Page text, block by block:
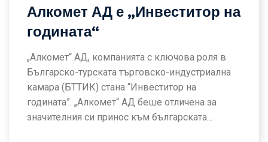
Алкомет АД е „Инвеститор на
годината“
„Алкомет“ АД, компанията с ключова роля в
Българско-турската търговско-индустриална
камара (БТТИК) стана “Инвеститор на
годината”. „Алкомет“ АД беше отличена за
значителния си принос към българската...